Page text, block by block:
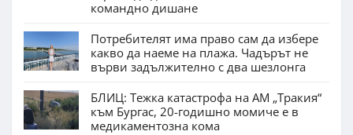
командно дишане
Потребителят има право сам да избере
какво да наеме на плажа. Чадърът не
върви задължително с два шезлонга
БЛИЦ: Тежка катастрофа на АМ „Тракия“
към Бургас, 20-годишно момиче е в
медикаментозна кома